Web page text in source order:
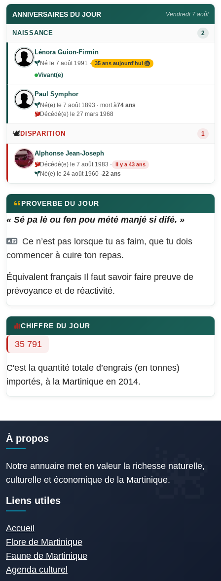
ANNIVERSAIRES DU JOUR Vendredi 7 août
NAISSANCE 2
Lénora Guion-Firmin
Né le 7 août 1991 · 35 ans aujourd'hui 🎂
Vivant(e)
Paul Symphor
Né(e) le 7 août 1893 · mort à74 ans
Décédé(e) le 27 mars 1968
🕊️DISPARITION 1
Alphonse Jean-Joseph
Décédé(e) le 7 août 1983 · Il y a 43 ans
Né(e) le 24 août 1960 ·22 ans
PROVERBE DU JOUR
« Sé pa lè ou fen pou mété manjé si difé. »
Ce n’est pas lorsque tu as faim, que tu dois
commencer à cuire ton repas.
Équivalent français Il faut savoir faire preuve de
prévoyance et de réactivité.
CHIFFRE DU JOUR
35 791
C'est la quantité totale d’engrais (en tonnes)
importés, à la Martinique en 2014.
À propos
Notre annuaire met en valeur la richesse naturelle,
culturelle et économique de la Martinique.
Liens utiles
Accueil
Flore de Martinique
Faune de Martinique
Agenda culturel